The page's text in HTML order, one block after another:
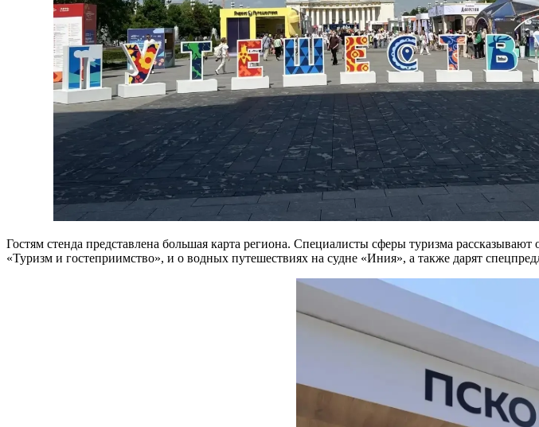
Гостям стенда представлена большая карта региона. Специалисты сферы туризма
«Туризм и гостеприимство», и о водных путешествиях на судне «Иния», а также дарят